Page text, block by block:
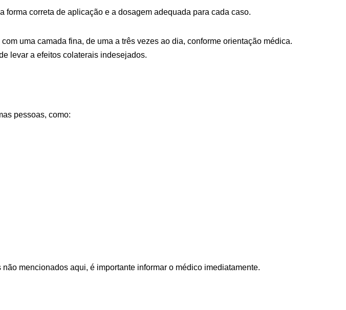
correta de aplicação e a dosagem adequada para cada caso.
uma camada fina, de uma a três vezes ao dia, conforme orientação médica.
levar a efeitos colaterais indesejados.
pessoas, como:
mencionados aqui, é importante informar o médico imediatamente.